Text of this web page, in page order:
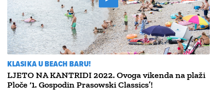
KLASIKA U BEACH BARU!
LJETO NA KANTRIDI 2022. Ovoga vikenda na plaži
Ploče ‘1. Gospodin Prasowski Classics’!